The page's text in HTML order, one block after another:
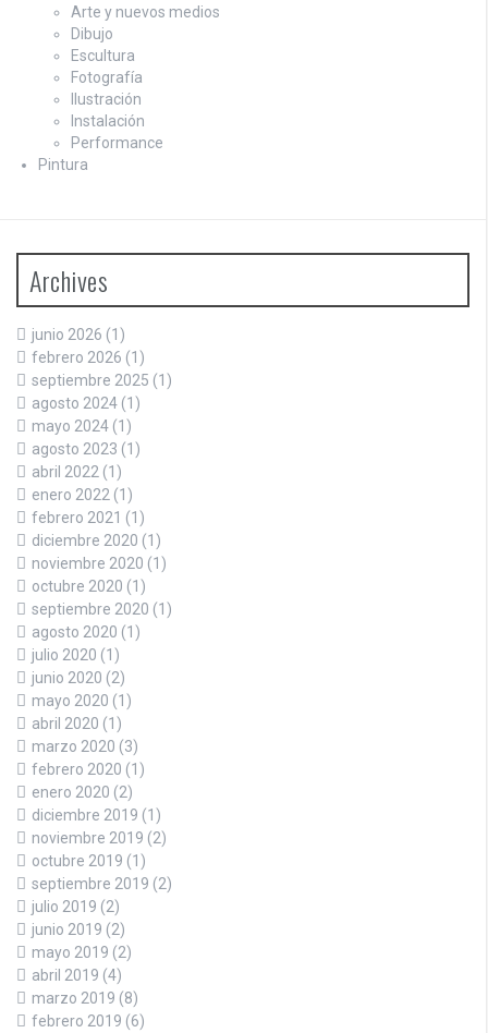
Arte y nuevos medios
Dibujo
Escultura
Fotografía
Ilustración
Instalación
Performance
Pintura
Archives
junio 2026 (1)
febrero 2026 (1)
septiembre 2025 (1)
agosto 2024 (1)
mayo 2024 (1)
agosto 2023 (1)
abril 2022 (1)
enero 2022 (1)
febrero 2021 (1)
diciembre 2020 (1)
noviembre 2020 (1)
octubre 2020 (1)
septiembre 2020 (1)
agosto 2020 (1)
julio 2020 (1)
junio 2020 (2)
mayo 2020 (1)
abril 2020 (1)
marzo 2020 (3)
febrero 2020 (1)
enero 2020 (2)
diciembre 2019 (1)
noviembre 2019 (2)
octubre 2019 (1)
septiembre 2019 (2)
julio 2019 (2)
junio 2019 (2)
mayo 2019 (2)
abril 2019 (4)
marzo 2019 (8)
febrero 2019 (6)